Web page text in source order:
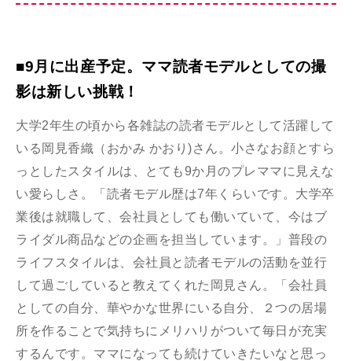
■9月に出産予定。ママ読者モデルとしての撮
影は新しい挑戦！
大学2年生の頃から各雑誌の読者モデルとして活躍して
いる岡見香織（おかみ かおり)さん。小さなお顔とすら
っとしたスタイルは、とても9か月のプレママに見えな
い愛らしさ。「読者モデル歴は7年くらいです。大学卒
業後は就職して、会社員としても働いていて、今はブ
ライダル商品などの企画を担当しています。」普段の
ライフスタイルは、会社員と読者モデルの活動を並行
して過ごしていると教えてくれた岡見さん。「会社員
としての自分、華やかな世界にいる自分、２つの居場
所を作ることで気持ちにメリハリがついて毎日が充実
するんです。ママになっても続けていきたいなと思っ